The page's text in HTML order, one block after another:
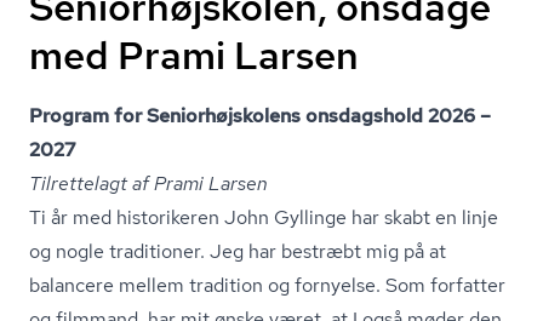
med Prami Larsen
Program for Se­ni­o­r­højsko­lens onsdagshold 2026 –
2027
Tilrettelagt af Prami Larsen
Ti år med historikeren John Gyllinge har skabt en linje
og nogle traditioner. Jeg har bestræbt mig på at
balancere mellem tradition og fornyelse. Som forfatter